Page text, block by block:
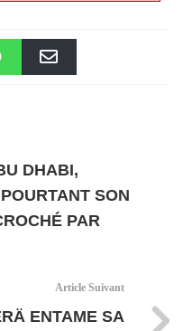
DHABI,
SON
PAR
Article Suivant
ENTAME SA